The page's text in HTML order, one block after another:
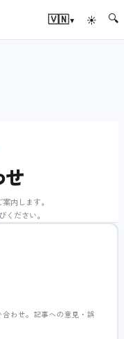
🇻🇳▾ ☀ 🔍
せ
内します。
ください。
わせ。記事への意見・誤